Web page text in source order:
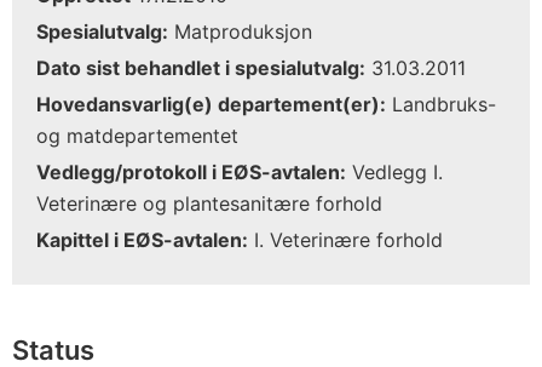
Spesialutvalg: Matproduksjon
Dato sist behandlet i spesialutvalg: 31.03.2011
Hovedansvarlig(e) departement(er): Landbruks-
og matdepartementet
Vedlegg/protokoll i EØS-avtalen: Vedlegg I.
Veterinære og plantesanitære forhold
Kapittel i EØS-avtalen: I. Veterinære forhold
Status